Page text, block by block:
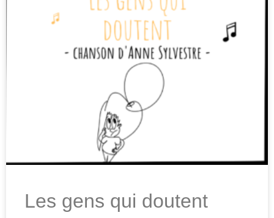
Les gens qui doutent